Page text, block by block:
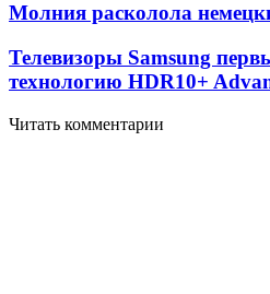
Молния расколола
Телевизоры Samsung
технологию HDR10+
Читать комментарии